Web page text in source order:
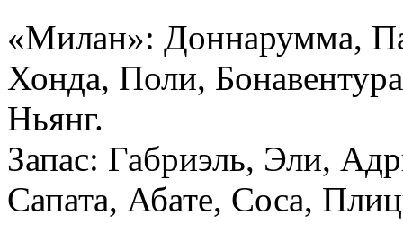
«Милан»: Доннарумма,
Хонда, Поли,
Ньянг.
Запас: Габриэль, Эли,
Сапата, Абате, Соса,